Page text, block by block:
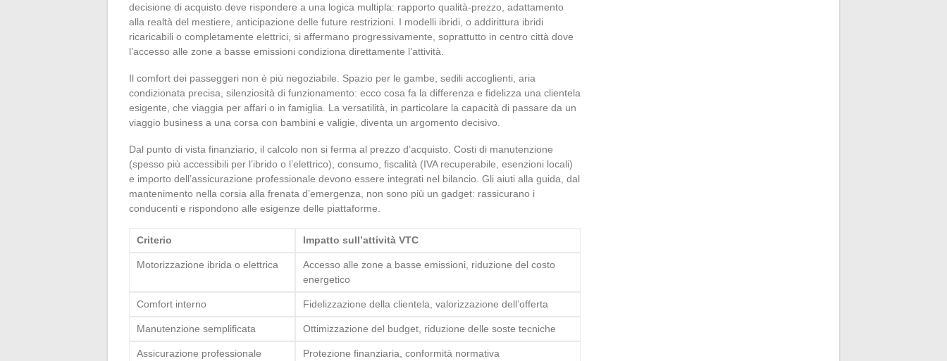
decisione di acquisto deve rispondere a una logica multipla: rapporto qualità-prezzo, adattamento
alla realtà del mestiere, anticipazione delle future restrizioni. I modelli ibridi, o addirittura ibridi
ricaricabili o completamente elettrici, si affermano progressivamente, soprattutto in centro città dove
l’accesso alle zone a basse emissioni condiziona direttamente l’attività.
Il comfort dei passeggeri non è più negoziabile. Spazio per le gambe, sedili accoglienti, aria
condizionata precisa, silenziosità di funzionamento: ecco cosa fa la differenza e fidelizza una clientela
esigente, che viaggia per affari o in famiglia. La versatilità, in particolare la capacità di passare da un
viaggio business a una corsa con bambini e valigie, diventa un argomento decisivo.
Dal punto di vista finanziario, il calcolo non si ferma al prezzo d’acquisto. Costi di manutenzione
(spesso più accessibili per l’ibrido o l’elettrico), consumo, fiscalità (IVA recuperabile, esenzioni locali)
e importo dell’assicurazione professionale devono essere integrati nel bilancio. Gli aiuti alla guida, dal
mantenimento nella corsia alla frenata d’emergenza, non sono più un gadget: rassicurano i
conducenti e rispondono alle esigenze delle piattaforme.
Criterio Impatto sull’attività VTC
Motorizzazione ibrida o elettrica
Accesso alle zone a basse emissioni, riduzione del costo
energetico
Comfort interno Fidelizzazione della clientela, valorizzazione dell’offerta
Manutenzione semplificata Ottimizzazione del budget, riduzione delle soste tecniche
Assicurazione professionale
Protezione finanziaria, conformità normativa